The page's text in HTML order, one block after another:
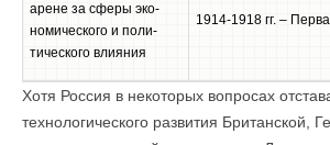
арене за сферы эко­
номического и поли­
тического влияния
1914-1918 гг. –
Хотя Россия в некоторых вопросах
технологического развития Британской,